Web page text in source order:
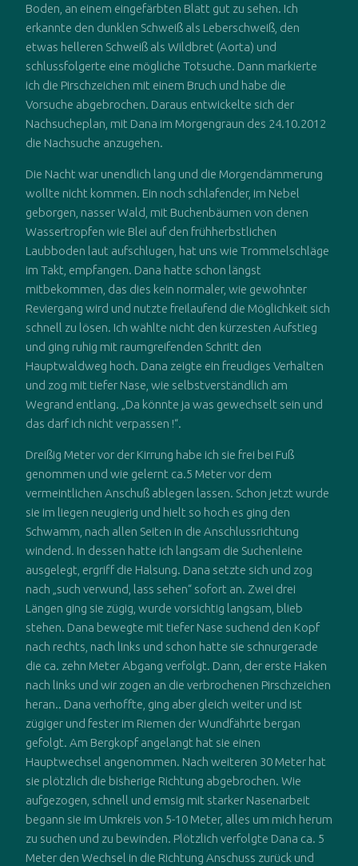
Boden, an einem eingefärbten Blatt gut zu sehen. Ich
erkannte den dunklen Schweiß als Leberschweiß, den
etwas helleren Schweiß als Wildbret (Aorta) und
schlussfolgerte eine mögliche Totsuche. Dann markierte
ich die Pirschzeichen mit einem Bruch und habe die
Vorsuche abgebrochen. Daraus entwickelte sich der
Nachsucheplan, mit Dana im Morgengraun des 24.10.2012
die Nachsuche anzugehen.
Die Nacht war unendlich lang und die Morgendämmerung
wollte nicht kommen. Ein noch schlafender, im Nebel
geborgen, nasser Wald, mit Buchenbäumen von denen
Wassertropfen wie Blei auf den frühherbstlichen
Laubboden laut aufschlugen, hat uns wie Trommelschläge
im Takt, empfangen. Dana hatte schon längst
mitbekommen, das dies kein normaler, wie gewohnter
Reviergang wird und nutzte freilaufend die Möglichkeit sich
schnell zu lösen. Ich wählte nicht den kürzesten Aufstieg
und ging ruhig mit raumgreifenden Schritt den
Hauptwaldweg hoch. Dana zeigte ein freudiges Verhalten
und zog mit tiefer Nase, wie selbstverständlich am
Wegrand entlang. „Da könnte ja was gewechselt sein und
das darf ich nicht verpassen !“.
Dreißig Meter vor der Kirrung habe ich sie frei bei Fuß
genommen und wie gelernt ca.5 Meter vor dem
vermeintlichen Anschuß ablegen lassen. Schon jetzt wurde
sie im liegen neugierig und hielt so hoch es ging den
Schwamm, nach allen Seiten in die Anschlussrichtung
windend. In dessen hatte ich langsam die Suchenleine
ausgelegt, ergriff die Halsung. Dana setzte sich und zog
nach „such verwund, lass sehen“ sofort an. Zwei drei
Längen ging sie zügig, wurde vorsichtig langsam, blieb
stehen. Dana bewegte mit tiefer Nase suchend den Kopf
nach rechts, nach links und schon hatte sie schnurgerade
die ca. zehn Meter Abgang verfolgt. Dann, der erste Haken
nach links und wir zogen an die verbrochenen Pirschzeichen
heran.. Dana verhoffte, ging aber gleich weiter und ist
zügiger und fester im Riemen der Wundfährte bergan
gefolgt. Am Bergkopf angelangt hat sie einen
Hauptwechsel angenommen. Nach weiteren 30 Meter hat
sie plötzlich die bisherige Richtung abgebrochen. Wie
aufgezogen, schnell und emsig mit starker Nasenarbeit
begann sie im Umkreis von 5-10 Meter, alles um mich herum
zu suchen und zu bewinden. Plötzlich verfolgte Dana ca. 5
Meter den Wechsel in die Richtung Anschuss zurück und